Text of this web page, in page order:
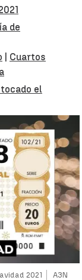
de
Cuartos
tocado el
2021 A3N